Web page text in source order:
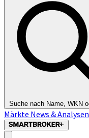
Suche nach Name, WKN
Märkte News & Analysen